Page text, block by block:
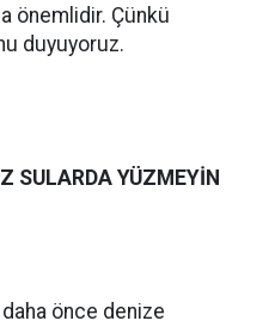
önemlidir. Çünkü
duyuyoruz.
SULARDA YÜZMEYİN
önce denize